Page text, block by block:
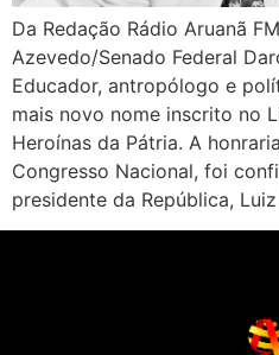
Da Redação Rádio Aruanã
Azevedo/Senado Federal
Educador, antropólogo e
mais novo nome inscrito no
Heroínas da Pátria. A
Congresso Nacional, foi
presidente da República,